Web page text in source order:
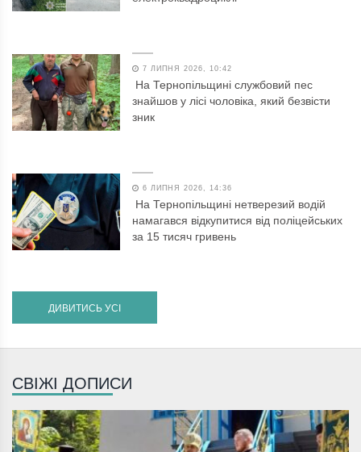
7 ЛИПНЯ 2026, 10:42
На Тернопільщині службовий пес
знайшов у лісі чоловіка, який безвісти
зник
6 ЛИПНЯ 2026, 14:36
На Тернопільщині нетверезий водій
намагався відкупитися від поліцейських
за 15 тисяч гривень
ДИВИТИСЬ УСІ
СВІЖІ ДОПИСИ